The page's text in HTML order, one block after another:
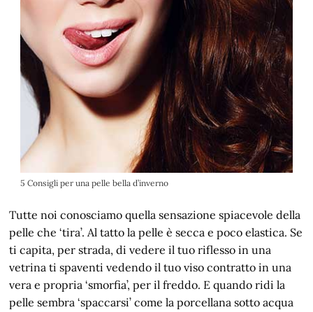
5 Consigli per una pelle bella d’inverno
Tutte noi conosciamo quella sensazione spiacevole della
pelle che ‘tira’. Al tatto la pelle è secca e poco elastica. Se
ti capita, per strada, di vedere il tuo riflesso in una
vetrina ti spaventi vedendo il tuo viso contratto in una
vera e propria ‘smorfia’, per il freddo. E quando ridi la
pelle sembra ‘spaccarsi’ come la porcellana sotto acqua